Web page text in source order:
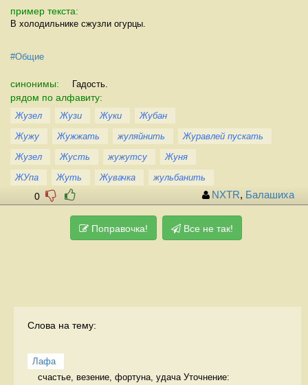
пример текста:
В холодильнике сжузли огурцы.
#Общие
синонимы: Гадость.
рядом по алфавиту:
Жузел Жузи Жуки
Жубан
Жужу
Жужжать жуляйнить
Журавлей пускать
Жузел
Жусть жужутсу
Жуня
ЖУпа
Жуть Жувачка жульбанить
0 NXTR, Балашиха
Поправочка! Все не так!
Слова на тему:
Лафа
счастье, везение, фортуна, удача Уточнение: